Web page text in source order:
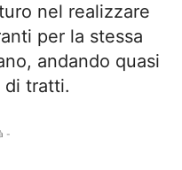
nel realizzare
per la stessa
andando quasi
di tratti.
-